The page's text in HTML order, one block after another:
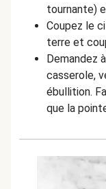
tournante)
Coupez le
terre et
Demandez
casserole,
ébullition.
que la